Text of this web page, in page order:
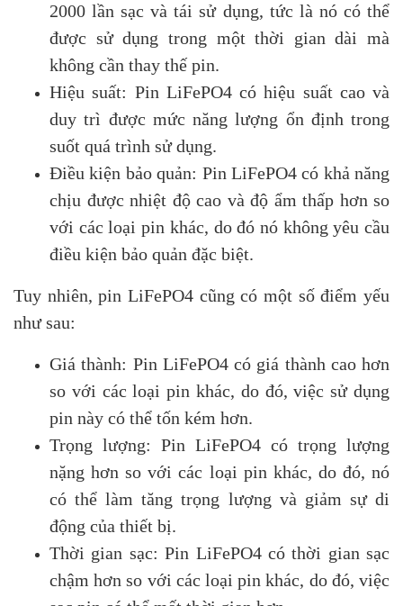
2000 lần sạc và tái sử dụng, tức là nó có thể
được sử dụng trong một thời gian dài mà
không cần thay thế pin.
Hiệu suất: Pin LiFePO4 có hiệu suất cao và
duy trì được mức năng lượng ổn định trong
suốt quá trình sử dụng.
Điều kiện bảo quản: Pin LiFePO4 có khả năng
chịu được nhiệt độ cao và độ ẩm thấp hơn so
với các loại pin khác, do đó nó không yêu cầu
điều kiện bảo quản đặc biệt.
Tuy nhiên, pin LiFePO4 cũng có một số điểm yếu
như sau:
Giá thành: Pin LiFePO4 có giá thành cao hơn
so với các loại pin khác, do đó, việc sử dụng
pin này có thể tốn kém hơn.
Trọng lượng: Pin LiFePO4 có trọng lượng
nặng hơn so với các loại pin khác, do đó, nó
có thể làm tăng trọng lượng và giảm sự di
động của thiết bị.
Thời gian sạc: Pin LiFePO4 có thời gian sạc
chậm hơn so với các loại pin khác, do đó, việc